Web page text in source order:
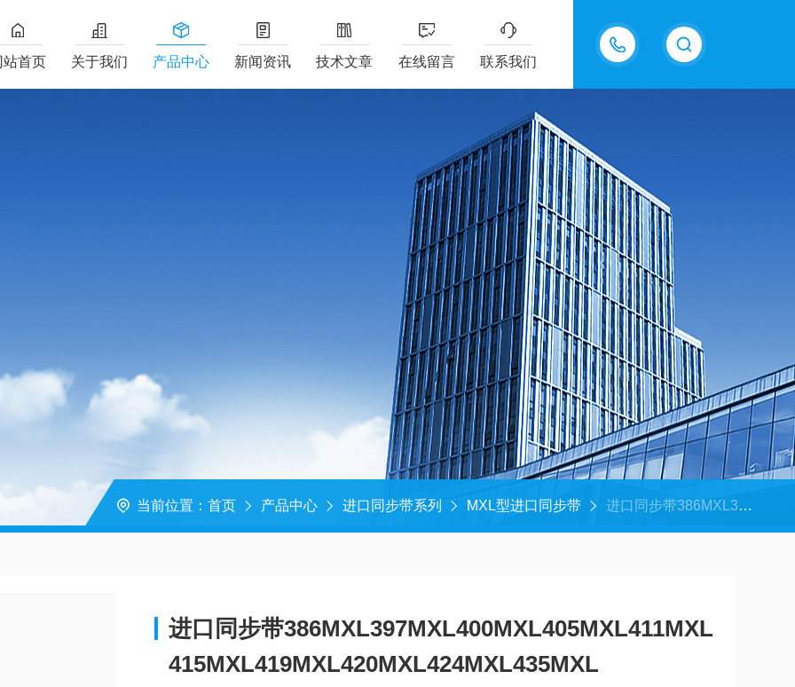
15618576711
站首页 关于我们 产品中心 新闻资讯 技术文章 在线留言 联系我们
当前位置： 首页 产品中心 进口同步带系列 MXL型进口同步带 进口同步带386MXL397MXL400MXL405MXL411MXL415MXL419MXL420MXL424MXL435MXL
进口同步带386MXL397MXL400MXL405MXL411MXL
415MXL419MXL420MXL424MXL435MXL